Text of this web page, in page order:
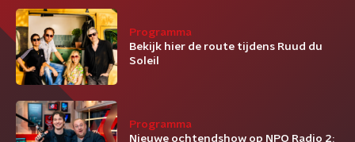
Programma
Bekijk hier de route tijdens Ruud du
Soleil
Programma
Nieuwe ochtendshow op NPO Radio 2: